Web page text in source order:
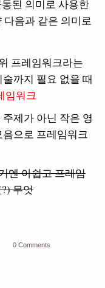
된 의미로 사용한
다음과 같은 의미로
프레임워크라는
까지 필요 없을 때
임워크
제가 아닌 작은 영
으로 프레임워크
엔 아쉽고 프레임
무엇
0 Comments